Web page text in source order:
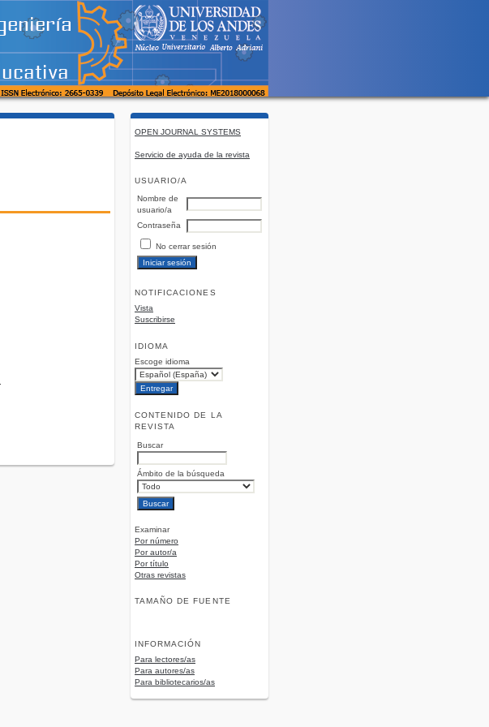
OPEN JOURNAL SYSTEMS
Servicio de ayuda de la revista
USUARIO/A
Nombre de
usuario/a
Contraseña
No cerrar sesión
NOTIFICACIONES
Vista
Suscribirse
IDIOMA
Escoge idioma
CONTENIDO DE LA
REVISTA
Buscar
Ámbito de la búsqueda
Examinar
Por número
Por autor/a
Por título
Otras revistas
TAMAÑO DE FUENTE
INFORMACIÓN
Para lectores/as
Para autores/as
Para bibliotecarios/as